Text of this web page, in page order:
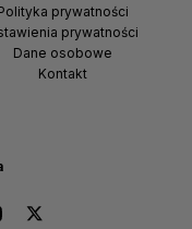
prywatności
prywatności
Dane osobowe
Kontakt